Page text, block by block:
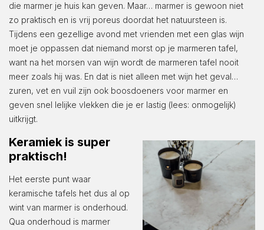
die marmer je huis kan geven. Maar… marmer is gewoon niet
zo praktisch en is vrij poreus doordat het natuursteen is.
Tijdens een gezellige avond met vrienden met een glas wijn
moet je oppassen dat niemand morst op je marmeren tafel,
want na het morsen van wijn wordt de marmeren tafel nooit
meer zoals hij was. En dat is niet alleen met wijn het geval…
zuren, vet en vuil zijn ook boosdoeners voor marmer en
geven snel lelijke vlekken die je er lastig (lees: onmogelijk)
uitkrijgt.
Keramiek is super
praktisch!
Het eerste punt waar
keramische tafels het dus al op
wint van marmer is onderhoud.
Qua onderhoud is marmer